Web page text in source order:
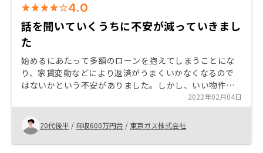
4.0
話を聞いていくうちに不安が減っていきまし
た
始めるにあたって多額のローンを抱えてしまうことにな
り、家賃変動などにより返済がうまくいかなくなるので
はないかという不安がありました。しかし、いい物件を
紹介していただき、家賃・資産価値がある程度保たれ
る、もしくは上昇するのではないかと思えたため購入す
ることを決めました。 購入後、担当者の対応が少々雑に
なったところがあったため、購入後も丁寧に対応してい
ただけるとありがたいです。、
2022年02月04日
20代後半 / 年収600万円台 / 東京ガス株式会社